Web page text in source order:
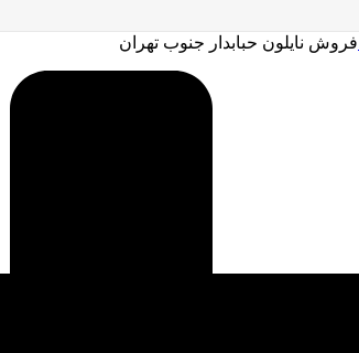
فروش نایلون حبابدار جنوب تهران